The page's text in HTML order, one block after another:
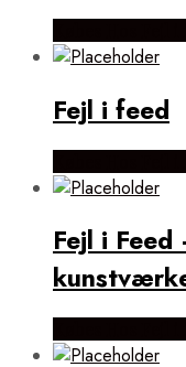
Fejl i feed
Fejl i